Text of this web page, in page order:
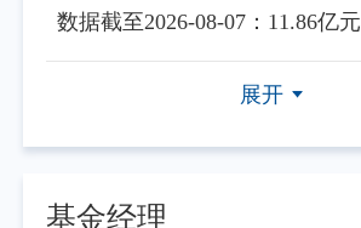
数据截至2026-08-07：11.86亿元
展开
基金经理